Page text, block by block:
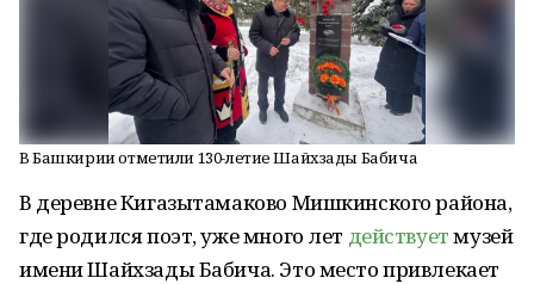
В Башкирии отметили 130-летие Шайхзады Бабича
В деревне Кигазытамаково Мишкинского района,
где родился поэт, уже много лет действуетмузей
имени Шайхзады Бабича. Это место привлекает